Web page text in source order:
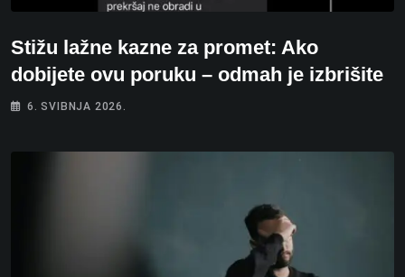
Stižu lažne kazne za promet: Ako
dobijete ovu poruku – odmah je izbrišite
6. SVIBNJA 2026.